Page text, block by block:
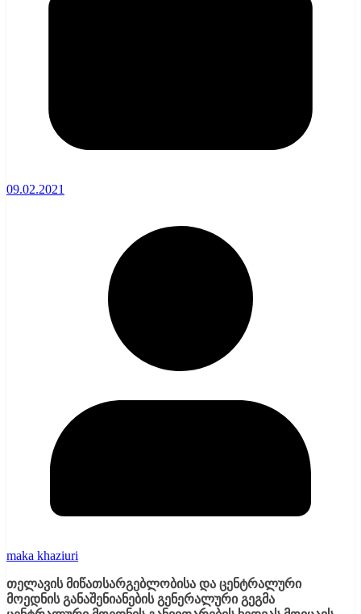
09.02.2021
maka khaziuri
თელავის მიწათსარგებლობისა და ცენტრალური
მოედნის განაშენიანების გენერალური გეგმა